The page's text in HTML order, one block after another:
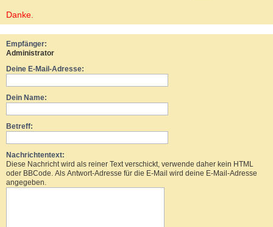
Danke.
Empfänger:
Administrator
Deine E-Mail-Adresse:
Dein Name:
Betreff:
Nachrichtentext:
Diese Nachricht wird als reiner Text verschickt, verwende daher kein HTML
oder BBCode. Als Antwort-Adresse für die E-Mail wird deine E-Mail-Adresse
angegeben.